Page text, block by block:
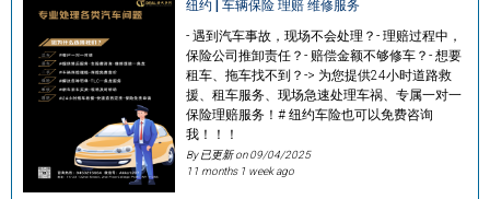
纽约 | 车辆保险 理赔 维修服务
- 遇到汽车事故，现场不会处理？- 理赔过程中，
保险公司推卸责任？- 赔偿金额不够修车？- 想要
租车、拖车找不到？-> 为您提供24小时道路救
援、租车服务、现场急速处理车祸、专属一对一
保险理赔服务！# 纽约车险也可以免费咨询
我！！！
By 已更新 on09/04/2025
11 months 1 week ago